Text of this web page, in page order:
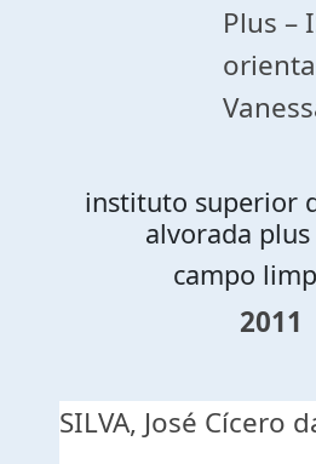
Plus –
instituto superior
alvorada
campo
2011
SILVA, José Cícero